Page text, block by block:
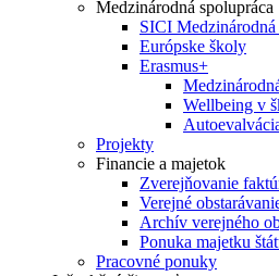
Medzinárodná spolupráca
SICI Medzinárodná
Európske školy
Erasmus+
Wellbeing v
Projekty
Financie a majetok
Zverejňovanie
Verejné
Archív verejného
Ponuka majetku
Pracovné ponuky